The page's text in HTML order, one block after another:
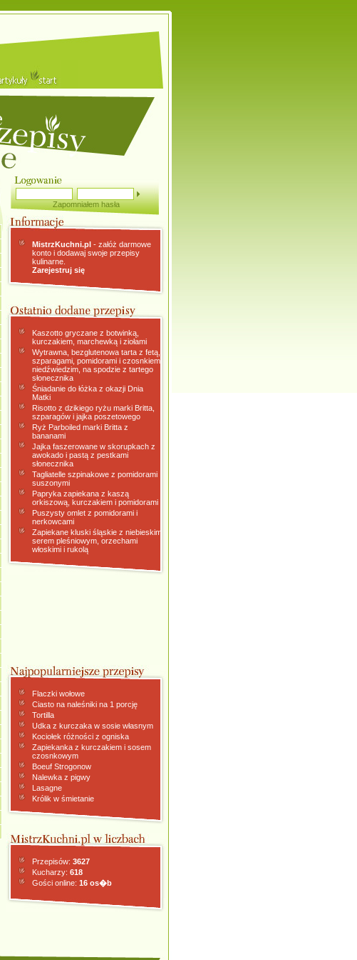
Zapomniałem hasła
MistrzKuchni.pl- załóż darmowe
konto i dodawaj swoje przepisy
kulinarne.
Zarejestruj się
Kaszotto gryczane z botwinką,
kurczakiem, marchewką i ziołami
Wytrawna, bezglutenowa tarta z fetą,
szparagami, pomidorami i czosnkiem
niedźwiedzim, na spodzie z tartego
słonecznika
Śniadanie do łóżka z okazji Dnia
Matki
Risotto z dzikiego ryżu marki Britta,
szparagów i jajka poszetowego
Ryż Parboiled marki Britta z
bananami
Jajka faszerowane w skorupkach z
awokado i pastą z pestkami
słonecznika
Tagliatelle szpinakowe z pomidorami
suszonymi
Papryka zapiekana z kaszą
orkiszową, kurczakiem i pomidorami
Puszysty omlet z pomidorami i
nerkowcami
Zapiekane kluski śląskie z niebieskim
serem pleśniowym, orzechami
włoskimi i rukolą
Flaczki wołowe
Ciasto na naleśniki na 1 porcję
Tortilla
Udka z kurczaka w sosie własnym
Kociołek różności z ogniska
Zapiekanka z kurczakiem i sosem
czosnkowym
Boeuf Strogonow
Nalewka z pigwy
Lasagne
Królik w śmietanie
Przepisów: 3627
Kucharzy: 618
Gości online: 16 os�b